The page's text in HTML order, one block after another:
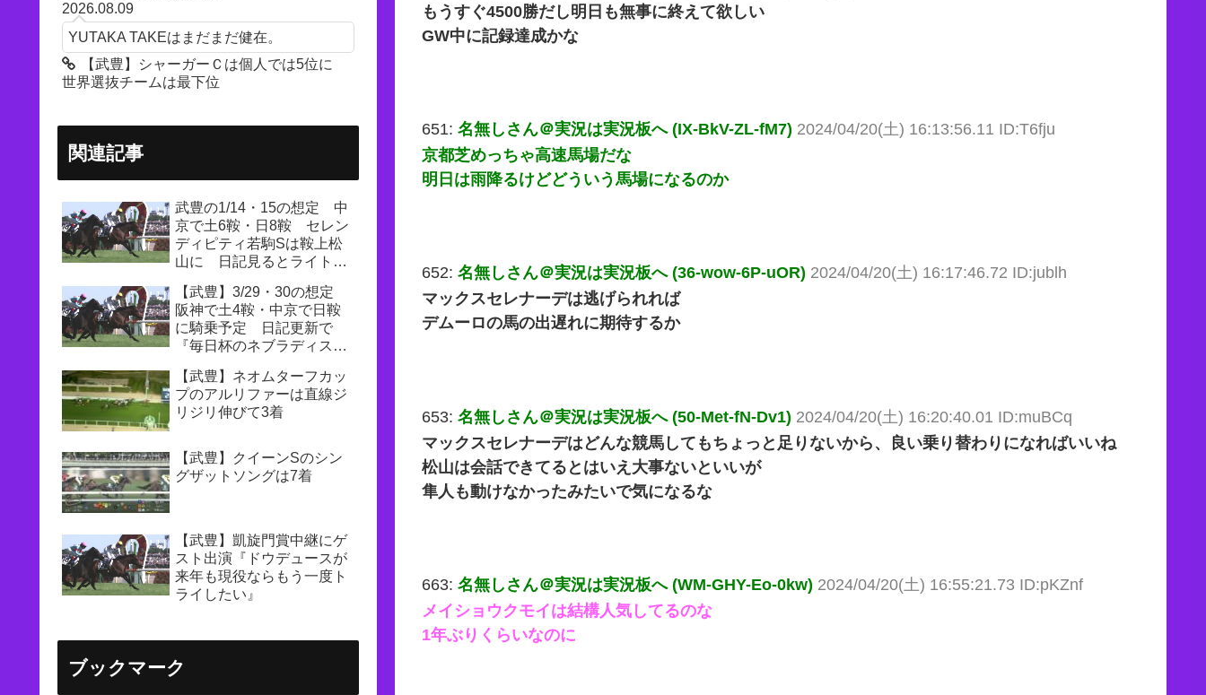
もうすぐ4500勝だし明日も無事に終えて欲しい
GW中に記録達成かな
651: 名無しさん＠実況は実況板へ (IX-BkV-ZL-fM7) 2024/04/20(土) 16:13:56.11 ID:T6fju
京都芝めっちゃ高速馬場だな
明日は雨降るけどどういう馬場になるのか
652: 名無しさん＠実況は実況板へ (36-wow-6P-uOR) 2024/04/20(土) 16:17:46.72 ID:jublh
マックスセレナーデは逃げられれば
デムーロの馬の出遅れに期待するか
653: 名無しさん＠実況は実況板へ (50-Met-fN-Dv1) 2024/04/20(土) 16:20:40.01 ID:muBCq
マックスセレナーデはどんな競馬してもちょっと足りないから、良い乗り替わりになればいいね
松山は会話できてるとはいえ大事ないといいが
隼人も動けなかったみたいで気になるな
663: 名無しさん＠実況は実況板へ (WM-GHY-Eo-0kw) 2024/04/20(土) 16:55:21.73 ID:pKZnf
メイショウクモイは結構人気してるのな
1年ぶりくらいなのに
2026.08.09
YUTAKA TAKEはまだまだ健在。
【武豊】シャーガーＣは個人では5位に
世界選抜チームは最下位
関連記事
武豊の1/14・15の想定 中
京で土6鞍・日8鞍 セレン
ディピティ若駒Sは鞍上松
山に 日記見るとライトク
そう
【武豊】3/29・30の想定
阪神で土4鞍・中京で日鞍
に騎乗予定 日記更新で
『毎日杯のネブラディスク
きていないので頑張っても
らいたいところです』
【武豊】ネオムターフカッ
プのアルリファーは直線ジ
リジリ伸びて3着
【武豊】クイーンSのシン
グザットソングは7着
【武豊】凱旋門賞中継にゲ
スト出演『ドウデュースが
来年も現役ならもう一度ト
ライしたい』
ブックマーク